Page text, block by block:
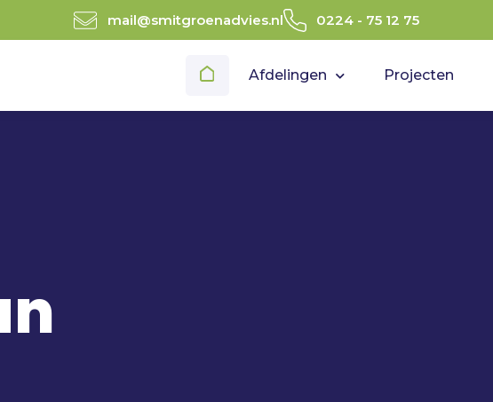
mail@smitgroenadvies.nl 0224 - 75 12 75
Afdelingen Projecten